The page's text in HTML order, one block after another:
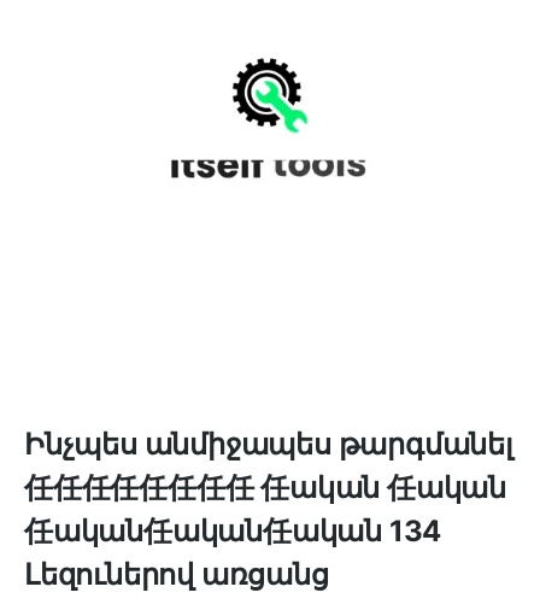
Ինչպես անմիջապես թարգմանել
任任任任任任任任 任ական 任ական
任ական任ական任ական 134
Լեզուներով առցանց